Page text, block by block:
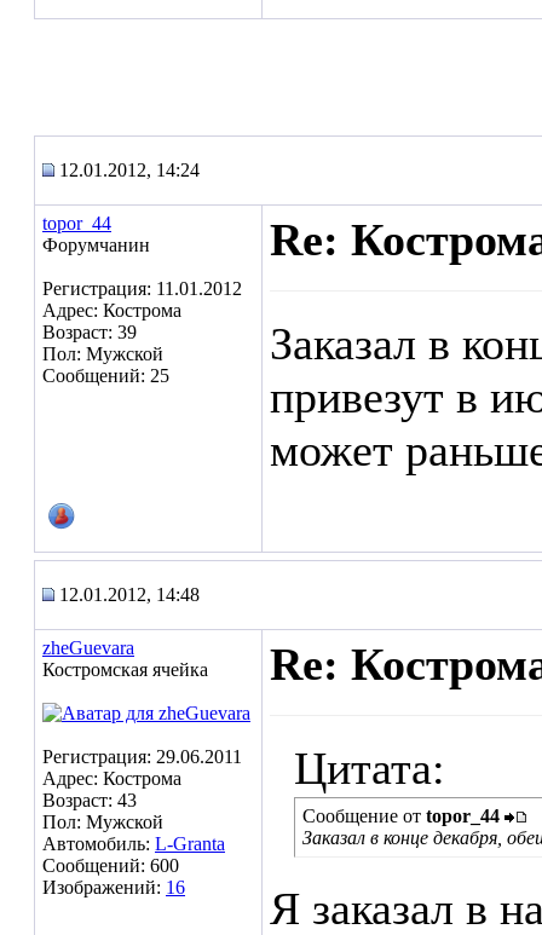
12.01.2012, 14:24
topor_44
Форумчанин
Регистрация: 11.01.2012
Адрес: Кострома
Возраст: 39
Пол: Мужской
Сообщений: 25
Re:
Заказал в
привезут в
может
12.01.2012, 14:48
zheGuevara
Костромская ячейка
Регистрация: 29.06.2011
Адрес: Кострома
Возраст: 43
Пол: Мужской
Автомобиль: L-Granta
Сообщений: 600
Изображений: 16
Re:
Цитата:
Сообщение от topor_44
Заказал в конце декабря,
Я заказал в